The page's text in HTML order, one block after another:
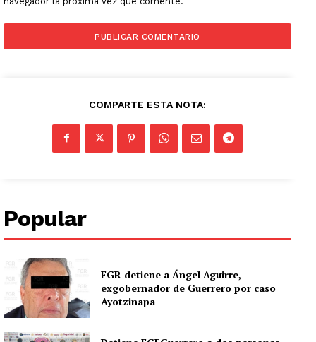
COMPARTE ESTA NOTA:
Popular
FGR detiene a Ángel Aguirre,
exgobernador de Guerrero por caso
Ayotzinapa